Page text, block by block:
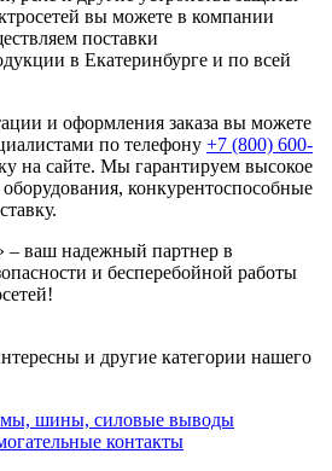
вы можете в компании
поставки
в Екатеринбурге и по всей
и оформления заказа вы можете
по телефону +7 (800) 600-
на сайте. Мы гарантируем высокое
оборудования, конкурентоспособные
– ваш надежный партнер в
и бесперебойной работы
и другие категории нашего
шины, силовые выводы
контакты